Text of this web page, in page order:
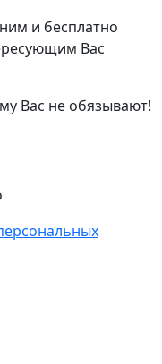
и бесплатно
Вас
Вас не обязывают!